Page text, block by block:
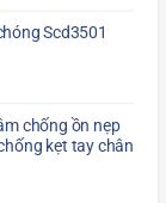
Scd3501
chống ồn nẹp
kẹt tay chân